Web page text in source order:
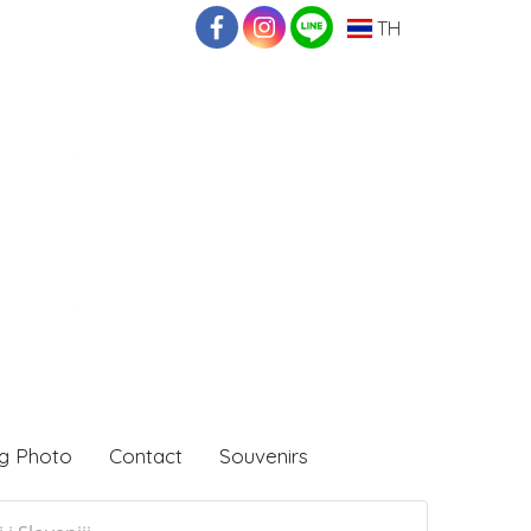
TH
Photo Contact Souvenirs